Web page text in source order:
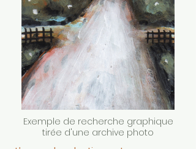
Exemple de recherche graphique
tirée d'une archive photo